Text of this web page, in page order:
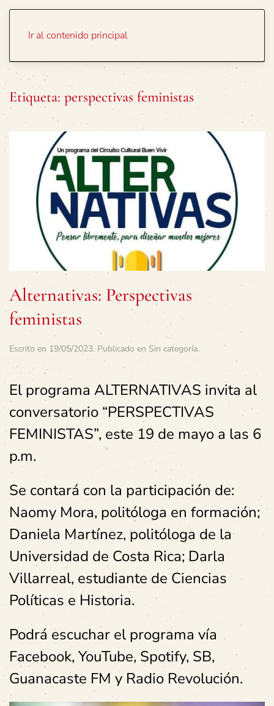
Ir al contenido principal
Etiqueta: perspectivas feministas
Alternativas: Perspectivas
feministas
Escrito en 19/05/2023. Publicado en Sin categoría.
El programa ALTERNATIVAS invita al
conversatorio “PERSPECTIVAS
FEMINISTAS”, este 19 de mayo a las 6
p.m.
Se contará con la participación de:
Naomy Mora, politóloga en formación;
Daniela Martínez, politóloga de la
Universidad de Costa Rica; Darla
Villarreal, estudiante de Ciencias
Políticas e Historia.
Podrá escuchar el programa vía
Facebook, YouTube, Spotify, SB,
Guanacaste FM y Radio Revolución.